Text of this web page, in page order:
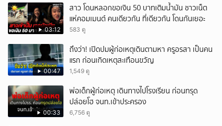
03:12
สาว โดนหลอกขอเงิน 50 บาทเติมน้ำมัน ชาวเน็ต
แห่คอมเมนต์ คนเดียวกัน ที่เดียวกัน โดนกันเยอะ
583 ดู
00:47
ถึงว่า! เปิดปมผู้ก่อเหตุเดินตามหา ครูอรสา เป็นคน
แรก ก่อนเกิดเหตุสะเทือนขวัญ
1,549 ดู
00:33
พ่อเด็กผู้ก่อเหตุ เดินทางไปโรงเรียน ก่อนทรุด
ปล่อยโฮ จนท.เข้าประครอง
6,756 ดู